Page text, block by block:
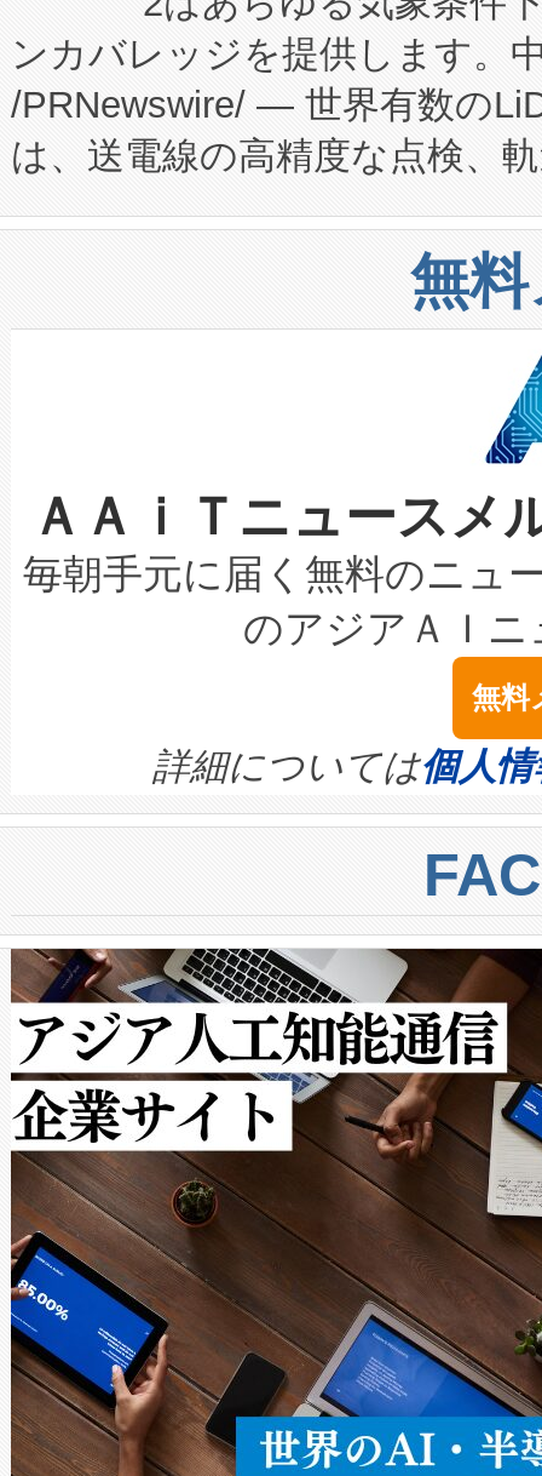
Fully-Connected Continuous
プログラムには、施設設計・
に関する技術移転および知的
構造化トレーニングカリキュ
上げおよび商用化段階におけ
設備整備および立ち上げ調整
加組織は、Enzeneのバイオ
選定された製品について、自
取得できる可能性もあります
設には、3億～4億ドルかか
最高経営責任者（CEO）であ
す。「当社のfully-connected
ームを利用すれば、6,000万
きます。この効率性は、フェ
ーエネルギー貯蔵システム（
た。 Voltaiq独自のAI搭載プラ
定、統合、導入、運用に至る
安全性を追跡し、確保する事
増加しているデータセンター
る電力網に大きな負担をかけ
事業者の負担軽減という課題
系統連系を迅速にし、ピーク
限を超えて利用可能な電力容
持できるよう貢献します。こ
ービスレベル契約（SLA）違
テリー性能の劣化によるダウ
念は、現在データセンターが
ます。 Voltaiq provides a
quality and reliability for AI
BESS stack to ensure battery
centers. Voltaiqは、ai&のAI
からシステム統合、試運転、
クルの各段階のデータを監視
[…]
ンカバレッジを提供します。
/PRNewswire/ — 世界有数の
は、送電線の高精度な点検、
や穀物倉庫におけるバルク材
リューション「Avia 2」を発
したAvia 2は、1,000メート
狭視野のFOVを切り替えるこ
ケーブル、枝などの細かな対
なレーザースポットにより、
な環境下でも豊かなディテー
キロメートル範囲を検出
LiDAR for Inspections,
は1535 nmレーザーを搭載。
イズの小径化を実現すること
す。ノーマルモードでは、
ートル先まで検出でき、これ
トに対して約600メートルに
では、反射率10％のターゲッ
で向上し、最大検知距離は
ットだけで最大1キロメート
ルの変電所周囲を監視でき、
作業と点群処理を簡素化でき
Avia 2は、2種類のFOVオプシ
× 80°のノーマルモード、長
ードを切り替えて使用するこ
ることなく、単一のデバイス
うにします。遠距離まで届く
密度なスキャ […]
無
ＡＡｉＴニュース
毎朝手元に届く無料のニュ
のアジアＡＩ
無料
詳細については個人